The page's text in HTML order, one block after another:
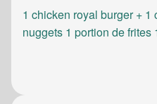
1 chicken royal burger + 1
nuggets 1 portion de frites